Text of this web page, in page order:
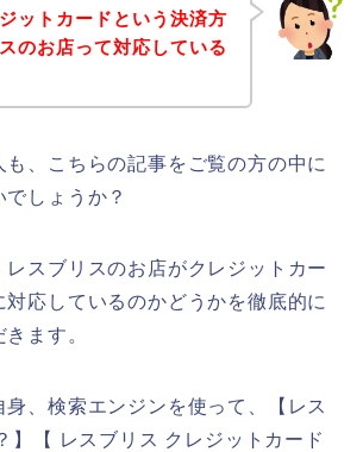
ットカードという決済方
のお店って対応している
も、こちらの記事をご覧の方の中に
しょうか？
レスブリスのお店がクレジットカー
対応しているのかどうかを徹底的に
ます。
身、検索エンジンを使って、【レス
】【 レスブリス クレジットカード